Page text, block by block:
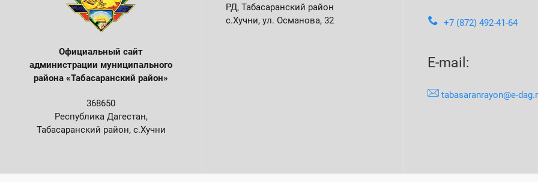
Официальный сайт
администрации муниципального
района «Табасаранский район»
368650
Республика Дагестан,
Табасаранский район, с.Хучни
РД, Табасаранский район
с.Хучни, ул. Османова, 32
+7 (872) 492-41-64
E-mail:
tabasaranrayon@e-